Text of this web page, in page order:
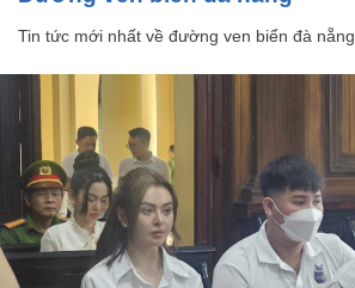
Tin tức mới nhất về đường ven biển đà nẵng